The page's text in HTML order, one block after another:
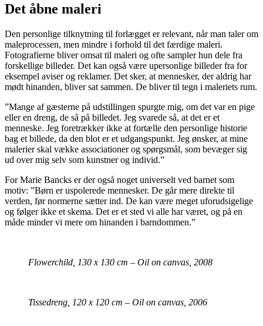
Det åbne maleri
Den personlige tilknytning til forlægget er relevant, når man taler om
maleprocessen, men mindre i forhold til det færdige maleri.
Fotografierne bliver omsat til maleri og ofte sampler hun dele fra
forskellige billeder. Det kan også være upersonlige billeder fra for
eksempel aviser og reklamer. Det sker, at mennesker, der aldrig har
mødt hinanden, bliver sat sammen. De bliver til tegn i maleriets rum.
”Mange af gæsterne på udstillingen spurgte mig, om det var en pige
eller en dreng, de så på billedet. Jeg svarede så, at det er et
menneske. Jeg foretrækker ikke at fortælle den personlige historie
bag et billede, da den blot er et udgangspunkt. Jeg ønsker, at mine
malerier skal vække associationer og spørgsmål, som bevæger sig
ud over mig selv som kunstner og individ.”
For Marie Bancks er der også noget universelt ved barnet som
motiv: ”Børn er uspolerede mennesker. De går mere direkte til
verden, før normerne sætter ind. De kan være meget uforudsigelige
og følger ikke et skema. Det er et sted vi alle har været, og på en
måde minder vi mere om hinanden i barndommen.”
Flowerchild, 130 x 130 cm – Oil on canvas, 2008
Tissedreng, 120 x 120 cm – Oil on canvas, 2006